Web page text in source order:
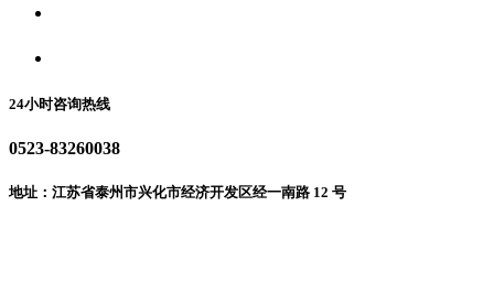
24小时咨询热线
0523-83260038
地址：江苏省泰州市兴化市经济开发区经一南路 12 号